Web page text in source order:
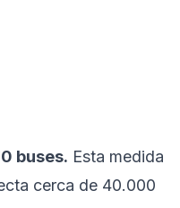
buses. Esta medida
cerca de 40.000